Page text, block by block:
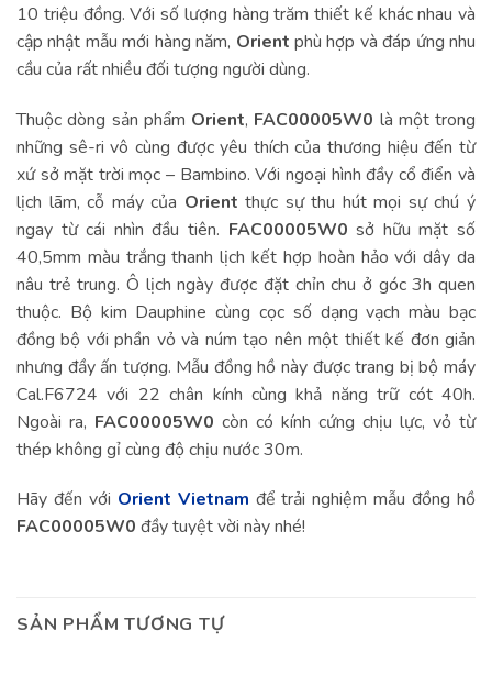
10 triệu đồng. Với số lượng hàng trăm thiết kế khác nhau và
cập nhật mẫu mới hàng năm, Orient phù hợp và đáp ứng nhu
cầu của rất nhiều đối tượng người dùng.
Thuộc dòng sản phẩm Orient, FAC00005W0 là một trong
những sê-ri vô cùng được yêu thích của thương hiệu đến từ
xứ sở mặt trời mọc – Bambino. Với ngoại hình đầy cổ điển và
lịch lãm, cỗ máy của Orient thực sự thu hút mọi sự chú ý
ngay từ cái nhìn đầu tiên. FAC00005W0 sở hữu mặt số
40,5mm màu trắng thanh lịch kết hợp hoàn hảo với dây da
nâu trẻ trung. Ô lịch ngày được đặt chỉn chu ở góc 3h quen
thuộc. Bộ kim Dauphine cùng cọc số dạng vạch màu bạc
đồng bộ với phần vỏ và núm tạo nên một thiết kế đơn giản
nhưng đầy ấn tượng. Mẫu đồng hồ này được trang bị bộ máy
Cal.F6724 với 22 chân kính cùng khả năng trữ cót 40h.
Ngoài ra, FAC00005W0 còn có kính cứng chịu lực, vỏ từ
thép không gỉ cùng độ chịu nước 30m.
Hãy đến với Orient Vietnam để trải nghiệm mẫu đồng hồ
FAC00005W0 đầy tuyệt vời này nhé!
SẢN PHẨM TƯƠNG TỰ